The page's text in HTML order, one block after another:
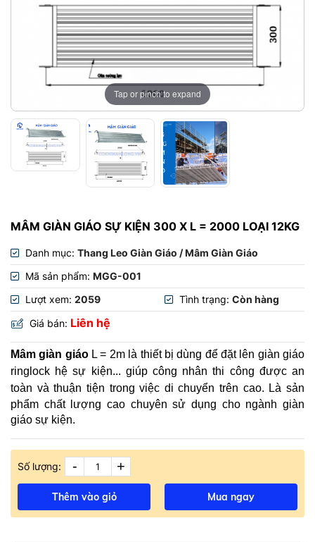
Tap or pinch to expand
MÂM GIÀN GIÁO SỰ KIỆN 300 X L = 2000 LOẠI 12KG
Danh mục: Thang Leo Giàn Giáo / Mâm Giàn Giáo
Mã sản phẩm: MGG-001
Lượt xem: 2059 Tình trạng: Còn hàng
Giá bán: Liên hệ
Mâm giàn giáoL = 2mlà thiết bị dùng để đặt lên giàn giáo
ringlock hệ sự kiện... giúp công nhân thi công được an
toàn và thuận tiện trong việc di chuyển trên cao. Là sản
phẩm chất lượng cao chuyên sử dụng cho ngành giàn
giáo sự kiện.
Số lượng: - +
Thêm vào giỏ Mua ngay